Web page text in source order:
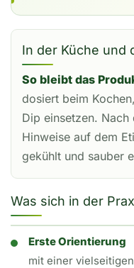
In der Küche und
So bleibt das
dosiert beim
Dip einsetzen.
Hinweise auf dem
gekühlt und sauber
Was sich in der
Erste Orientierung
mit einer